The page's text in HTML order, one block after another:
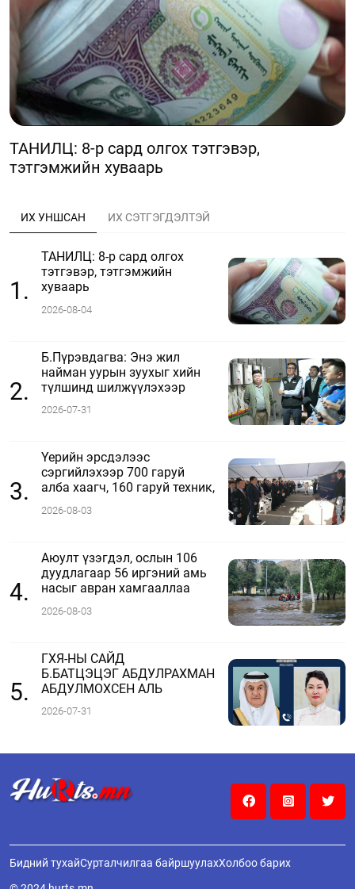
ТАНИЛЦ: 8-р сард олгох тэтгэвэр,
тэтгэмжийн хуваарь
ИХ УНШСАН ИХ СЭТГЭГДЭЛТЭЙ
1.
ТАНИЛЦ: 8-р сард олгох
тэтгэвэр, тэтгэмжийн
хуваарь
2026-08-04
2.
Б.Пүрэвдагва: Энэ жил
найман уурын зуухыг хийн
түлшинд шилжүүлэхээр
2026-07-31
3.
Үерийн эрсдэлээс
сэргийлэхээр 700 гаруй
алба хаагч, 160 гаруй техник,
ажиллаж байна
2026-08-03
4.
Аюулт үзэгдэл, ослын 106
дуудлагаар 56 иргэний амь
насыг авран хамгааллаа
2026-08-03
5.
ГХЯ-НЫ САЙД
Б.БАТЦЭЦЭГ АБДУЛРАХМАН
АБДУЛМОХСЕН АЛЬ
2026-07-31
Бидний тухайСурталчилгаа байршуулахХолбоо барих